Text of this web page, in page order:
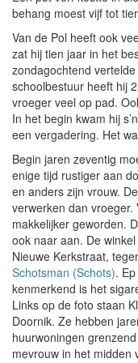
behang moest vijf tot
Van de Pol heeft ook
zat hij tien jaar in het
zondagochtend
schoolbestuur heeft hij
vroeger veel op pad.
In het begin kwam hij
een vergadering. Het
Begin jaren zeventig
enige tijd rustiger aan
en anders zijn vrouw.
verwerken dan
makkelijker geworden.
ook naar aan. De
Nieuwe Kerkstraat,
Schotsman (Schots).
kenmerkend is het
Links op de foto staan
Doornik. Ze hebben
huurwoningen
mevrouw in het midden